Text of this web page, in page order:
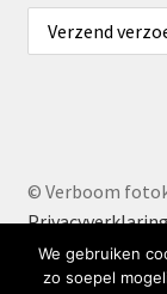
© Verboom
WooCommerce.
We gebruiken
zo soepel